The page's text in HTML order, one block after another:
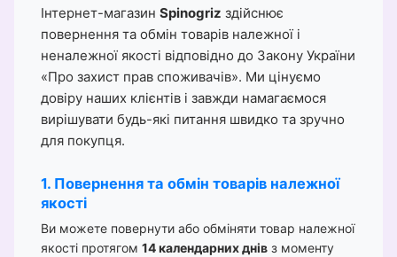
Інтернет-магазин Spinogriz здійснює
повернення та обмін товарів належної і
неналежної якості відповідно до Закону України
«Про захист прав споживачів». Ми цінуємо
довіру наших клієнтів і завжди намагаємося
вирішувати будь-які питання швидко та зручно
для покупця.
1. Повернення та обмін товарів належної
якості
Ви можете повернути або обміняти товар належної
якості протягом 14 календарних днів з моменту